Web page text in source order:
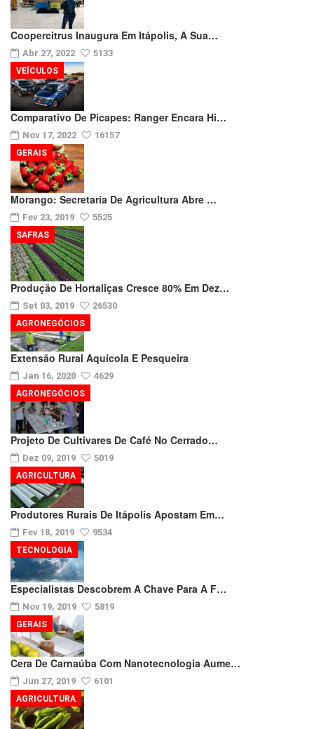
Coopercitrus Inaugura Em Itápolis, A Sua…
Abr 27, 2022 5133
Comparativo De Picapes: Ranger Encara Hi…
Nov 17, 2022 16157
VEÍCULOS
Morango: Secretaria De Agricultura Abre …
Fev 23, 2019 5525
GERAIS
Produção De Hortaliças Cresce 80% Em Dez…
Set 03, 2019 26530
SAFRAS
Extensão Rural Aquícola E Pesqueira
Jan 16, 2020 4629
AGRONEGÓCIOS
Projeto De Cultivares De Café No Cerrado…
Dez 09, 2019 5019
AGRONEGÓCIOS
Produtores Rurais De Itápolis Apostam Em…
Fev 18, 2019 9534
AGRICULTURA
Especialistas Descobrem A Chave Para A F…
Nov 19, 2019 5819
TECNOLOGIA
Cera De Carnaúba Com Nanotecnologia Aume…
Jun 27, 2019 6101
GERAIS
AGRICULTURA